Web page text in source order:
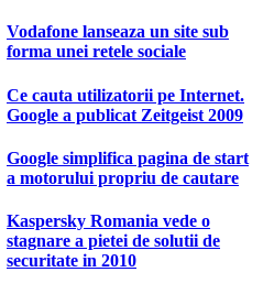
Vodafone lanseaza un site sub
forma unei retele sociale
Ce cauta utilizatorii pe Internet.
Google a publicat Zeitgeist 2009
Google simplifica pagina de start
a motorului propriu de cautare
Kaspersky Romania vede o
stagnare a pietei de solutii de
securitate in 2010